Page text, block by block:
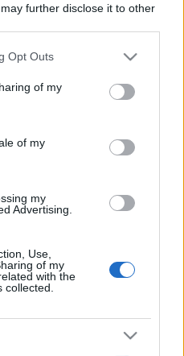
further disclose it to other
uses one or more Google
behaviour. You may click to
and its third-party tags to
purposes in below Google
Opt Outs
of my
of my
my
Advertising.
Use,
of my
with the
csökken a riasztás